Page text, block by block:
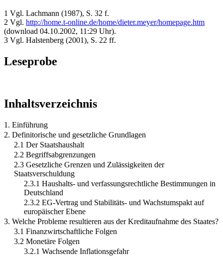
1 Vgl. Lachmann (1987), S. 32 f.
2 Vgl. http://home.t-online.de/home/dieter.meyer/homepage.htm
(download 04.10.2002, 11:29 Uhr).
3 Vgl. Halstenberg (2001), S. 22 ff.
Leseprobe
Inhaltsverzeichnis
1. Einführung
2. Definitorische und gesetzliche Grundlagen
2.1 Der Staatshaushalt
2.2 Begriffsabgrenzungen
2.3 Gesetzliche Grenzen und Zulässigkeiten der
Staatsverschuldung
2.3.1 Haushalts- und verfassungsrechtliche Bestimmungen in
Deutschland
2.3.2 EG-Vertrag und Stabilitäts- und Wachstumspakt auf
europäischer Ebene
3. Welche Probleme resultieren aus der Kreditaufnahme des Staates?
3.1 Finanzwirtschaftliche Folgen
3.2 Monetäre Folgen
3.2.1 Wachsende Inflationsgefahr